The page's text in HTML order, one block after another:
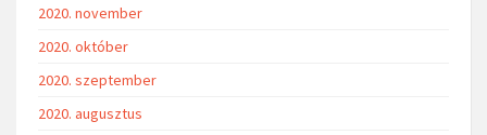
2020. november
2020. október
2020. szeptember
2020. augusztus